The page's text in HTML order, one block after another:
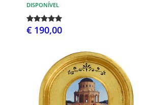
DISPONÍVEL
€ 190,00